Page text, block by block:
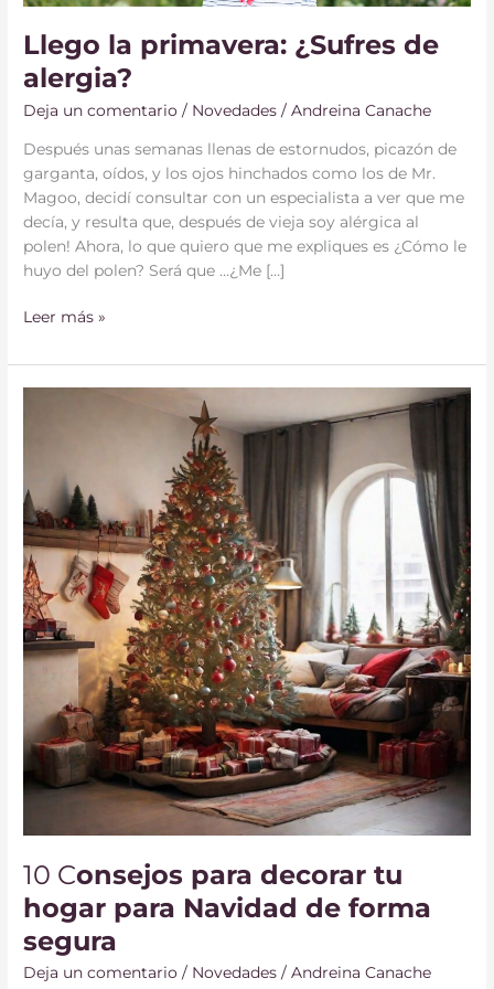
Llego la primavera: ¿Sufres de
alergia?
Deja un comentario / Novedades /Andreina Canache
Después unas semanas llenas de estornudos, picazón de
garganta, oídos, y los ojos hinchados como los de Mr.
Magoo, decidí consultar con un especialista a ver que me
decía, y resulta que, después de vieja soy alérgica al
polen! Ahora, lo que quiero que me expliques es ¿Cómo le
huyo del polen? Será que …¿Me […]
Leer más »
10 Consejos para decorar tu
hogar para Navidad de forma
segura
Deja un comentario / Novedades /Andreina Canache
tu
hogar
para
Navidad
de
forma
segura